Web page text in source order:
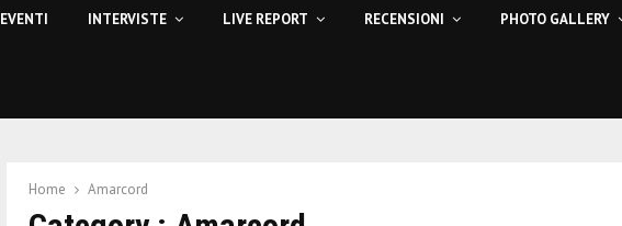
EVENTI INTERVISTE LIVE REPORT RECENSIONI PHOTO GALLERY
Home Amarcord